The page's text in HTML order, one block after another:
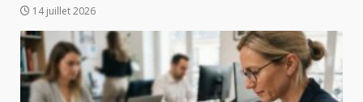
14 juillet 2026